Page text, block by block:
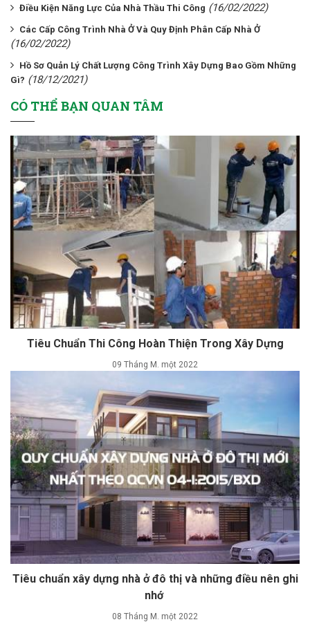
Điều Kiện Năng Lực Của Nhà Thầu Thi Công (16/02/2022)
Các Cấp Công Trình Nhà Ở Và Quy Định Phân Cấp Nhà Ở
(16/02/2022)
Hồ Sơ Quản Lý Chất Lượng Công Trình Xây Dựng Bao Gồm Những
Gì? (18/12/2021)
CÓ THỂ BẠN QUAN TÂM
Tiêu Chuẩn Thi Công Hoàn Thiện Trong Xây Dựng
09 Tháng M. một 2022
Tiêu chuẩn xây dựng nhà ở đô thị và những điều nên ghi
nhớ
08 Tháng M. một 2022